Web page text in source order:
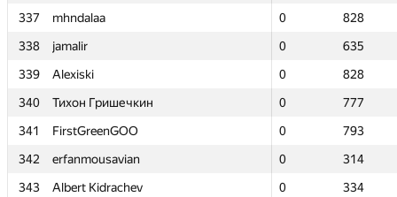
337
mhndalaa 0
828
338
jamalir 0
635
339
Alexiski 0
828
340
Тихон Гришечкин 0
777
341
FirstGreenGOO 0
793
342
erfanmousavian 0
314
343
Albert Kidrachev 0
334
337
mhndalaa 0
828
338
jamalir 0
635
339
Alexiski 0
828
340
Тихон Гришечкин 0
777
341
FirstGreenGOO 0
793
342
erfanmousavian 0
314
343
Albert Kidrachev 0
334